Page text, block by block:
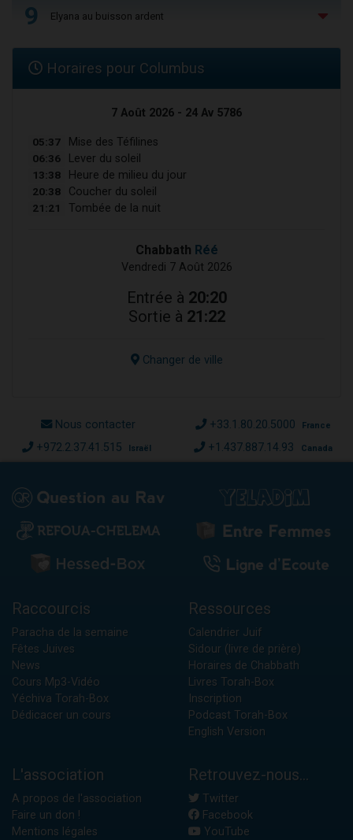
9 Elyana au buisson ardent
Horaires pour Columbus
7 Août 2026 - 24 Av 5786
05:37 Mise des Téfilines
06:36 Lever du soleil
13:38 Heure de milieu du jour
20:38 Coucher du soleil
21:21 Tombée de la nuit
Chabbath Réé
Vendredi 7 Août 2026
Entrée à 20:20
Sortie à 21:22
Changer de ville
Nous contacter +33.1.80.20.5000 France
+972.2.37.41.515 Israël +1.437.887.14.93 Canada
Raccourcis
Paracha de la semaine
Fêtes Juives
News
Cours Mp3-Vidéo
Yéchiva Torah-Box
Dédicacer un cours
Ressources
Calendrier Juif
Sidour (livre de prière)
Horaires de Chabbath
Livres Torah-Box
Inscription
Podcast Torah-Box
English Version
L'association
A propos de l'association
Faire un don !
Mentions légales
Retrouvez-nous...
Twitter
Facebook
YouTube